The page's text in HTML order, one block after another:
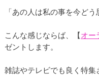
「あの人は私の事を今どう
こんな感じならば、【オー
ゼントします。
雑誌やテレビでも良く特